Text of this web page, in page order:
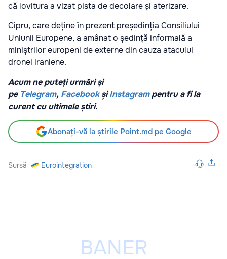
că lovitura a vizat pista de decolare și aterizare.
Cipru, care deține în prezent președinția Consiliului
Uniunii Europene, a amânat o ședință informală a
miniștrilor europeni de externe din cauza atacului
dronei iraniene.
Acum ne puteți urmări și
pe Telegram, Facebook șiInstagrampentru a fi la
curent cu ultimele știri.
Abonați-vă la știrile Point.md pe Google
Sursă Eurointegration